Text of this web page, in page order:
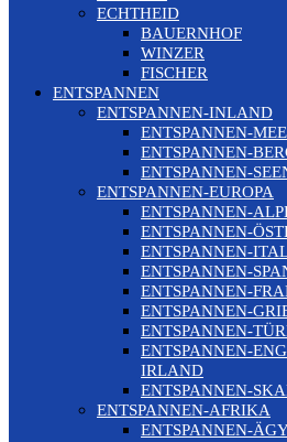
ECHTHEID
BAUERNHOF
WINZER
FISCHER
ENTSPANNEN
ENTSPANNEN-INLAND
ENTSPANNEN-
ENTSPANNEN-
ENTSPANNEN-
ENTSPANNEN-EUROPA
ENTSPANNEN-
ENTSPANNEN-
ENTSPANNEN-
ENTSPANNEN-
ENTSPANNEN-
ENTSPANNEN-
ENTSPANNEN-
ENTSPANNEN-
IRLAND
ENTSPANNEN-
ENTSPANNEN-AFRIKA
ENTSPANNEN-